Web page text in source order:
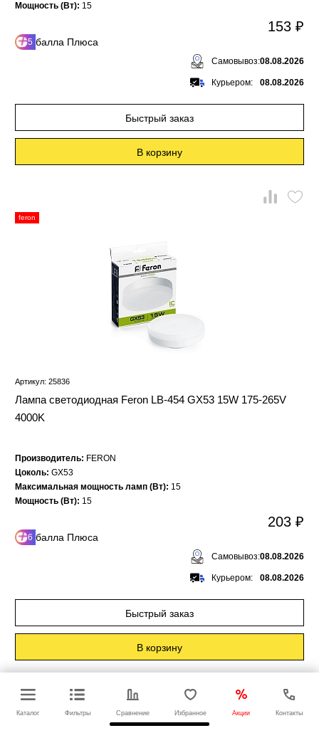
Мощность (Вт): 15
5 балла Плюса
153 ₽
Самовывоз:08.08.2026
Курьером: 08.08.2026
Быстрый заказ
В корзину
feron
Артикул: 25836
Лампа светодиодная Feron LB-454 GX53 15W 175-265V
4000K
Производитель: FERON
Цоколь: GX53
Максимальная мощность ламп (Вт): 15
Мощность (Вт): 15
6 балла Плюса
203 ₽
Самовывоз:08.08.2026
Курьером: 08.08.2026
Быстрый заказ
В корзину
feron
Каталог Фильтры Сравнение Избранное Акции Контакты